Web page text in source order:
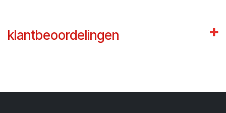
klantbeoordelingen